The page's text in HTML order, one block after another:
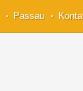
Passau